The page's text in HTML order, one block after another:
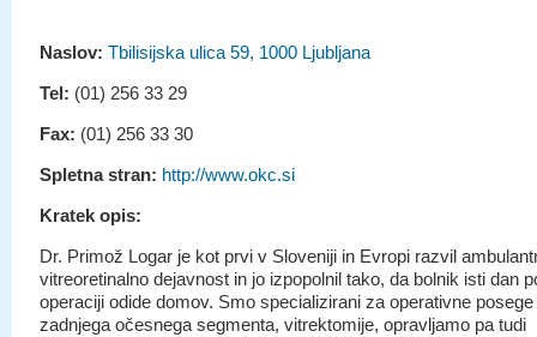
Naslov: Tbilisijska ulica 59, 1000 Ljubljana
Tel: (01) 256 33 29
Fax: (01) 256 33 30
Spletna stran: http://www.okc.si
Kratek opis:
Dr. Primož Logar je kot prvi v Sloveniji in Evropi razvil
vitreoretinalno dejavnost in jo izpopolnil tako, da bolnik isti dan
operaciji odide domov. Smo specializirani za operativne posege
zadnjega očesnega segmenta, vitrektomije, opravljamo pa tudi